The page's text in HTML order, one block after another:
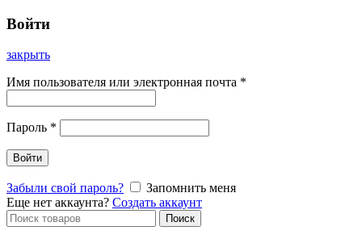
Войти
закрыть
Имя пользователя или электронная почта *
Пароль *
Войти
Забыли свой пароль?
Запомнить меня
Еще нет аккаунта? Создать аккаунт
Искать:
Поиск